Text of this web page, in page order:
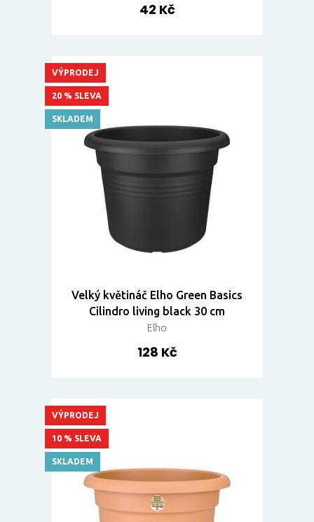
42 Kč
Velký květináč Elho Green Basics
Cilindro living black 30 cm
Elho
128 Kč
VÝPRODEJ
20 % SLEVA
SKLADEM
VÝPRODEJ
10 % SLEVA
SKLADEM